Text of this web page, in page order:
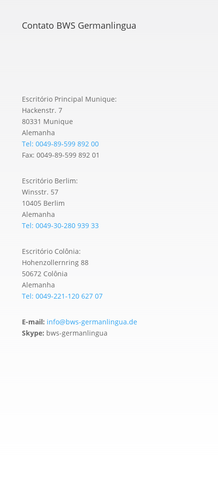
Contato BWS Germanlingua
Escritório Principal Munique:
Hackenstr. 7
80331 Munique
Alemanha
Tel: 0049-89-599 892 00
Fax: 0049-89-599 892 01
Escritório Berlim:
Winsstr. 57
10405 Berlim
Alemanha
Tel: 0049-30-280 939 33
Escritório Colônia:
Hohenzollernring 88
50672 Colônia
Alemanha
Tel: 0049-221-120 627 07
E-mail: info@bws-germanlingua.de
Skype: bws-germanlingua